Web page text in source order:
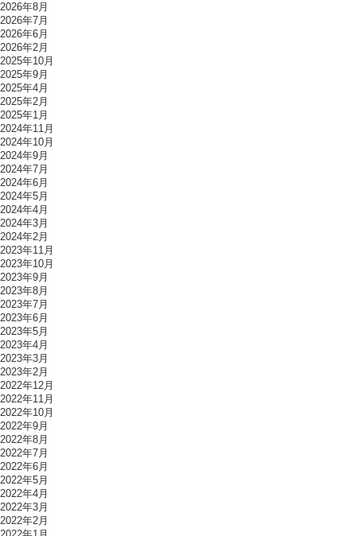
2026年8月
2026年7月
2026年6月
2026年2月
2025年10月
2025年9月
2025年4月
2025年2月
2025年1月
2024年11月
2024年10月
2024年9月
2024年7月
2024年6月
2024年5月
2024年4月
2024年3月
2024年2月
2023年11月
2023年10月
2023年9月
2023年8月
2023年7月
2023年6月
2023年5月
2023年4月
2023年3月
2023年2月
2022年12月
2022年11月
2022年10月
2022年9月
2022年8月
2022年7月
2022年6月
2022年5月
2022年4月
2022年3月
2022年2月